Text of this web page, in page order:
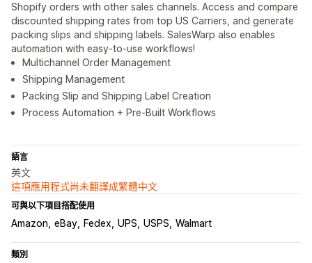
Shopify orders with other sales channels. Access and compare
discounted shipping rates from top US Carriers, and generate
packing slips and shipping labels. SalesWarp also enables
automation with easy-to-use workflows!
Multichannel Order Management
Shipping Management
Packing Slip and Shipping Label Creation
Process Automation + Pre-Built Workflows
語言
英文
這項應用程式尚未翻譯成繁體中文
可與以下項目搭配使用
Amazon eBay Fedex UPS USPS Walmart
類別